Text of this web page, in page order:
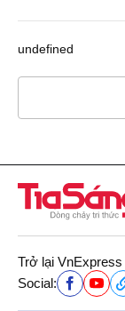
undefined
Trở lại VnExpress
Social: